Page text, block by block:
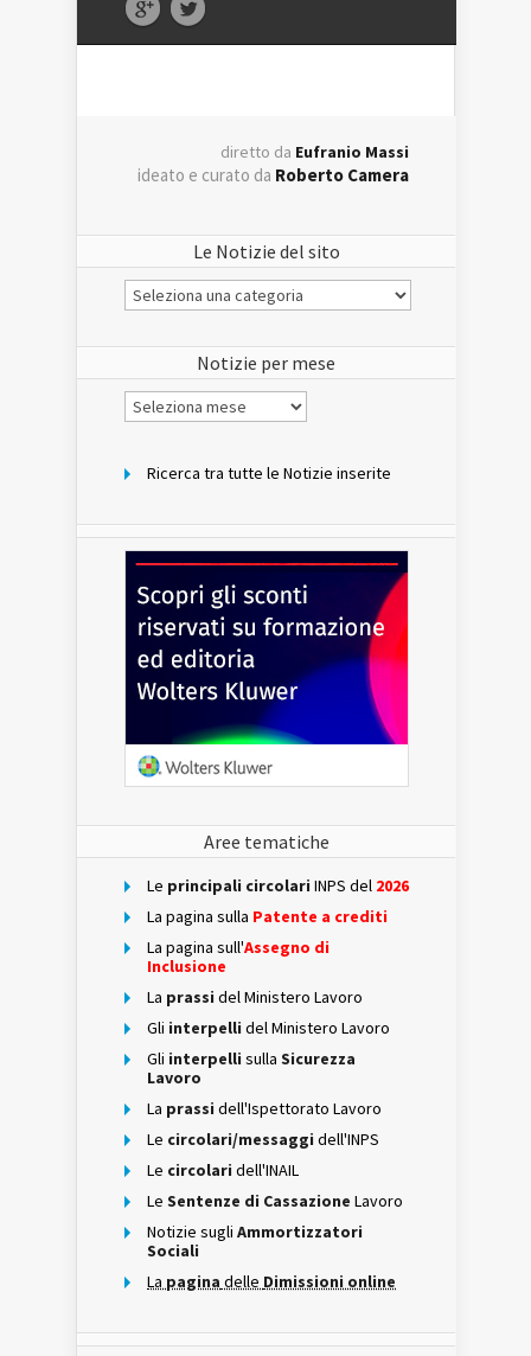
diretto da Eufranio Massi
ideato e curato da Roberto Camera
Le Notizie del sito
Le
Notizie
Notizie per mese
Notizie
per
Ricerca tra tutte le Notizie inserite
Aree tematiche
Le principali circolari INPS del 2026
La pagina sulla Patente a crediti
La pagina sull'Assegno di
Inclusione
La prassi del Ministero Lavoro
Gli interpelli del Ministero Lavoro
Gli interpelli sulla Sicurezza
Lavoro
La prassi dell'Ispettorato Lavoro
Le circolari/messaggi dell'INPS
Le circolari dell'INAIL
Le Sentenze di Cassazione Lavoro
Notizie sugli Ammortizzatori
Sociali
La pagina delle Dimissioni online